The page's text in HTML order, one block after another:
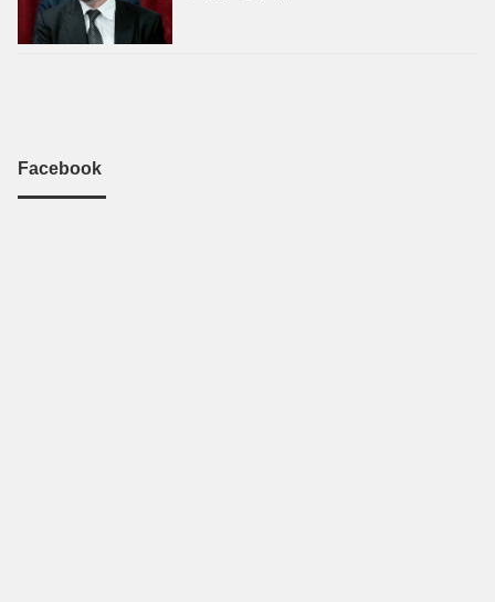
Facebook